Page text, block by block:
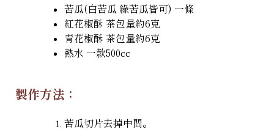
苦瓜(白苦瓜 綠苦瓜皆可) 一條
紅花椒酥 茶包量約6克
青花椒酥 茶包量約6克
熱水 一款500cc
製作方法：
苦瓜切片去掉中間。